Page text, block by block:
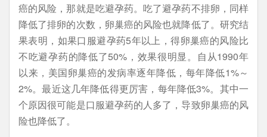
癌的风险，那就是吃避孕药。吃了避孕药不排卵，同样
降低了排卵的次数，卵巢癌的风险也就降低了。研究结
果表明，如果口服避孕药5年以上，得卵巢癌的风险比
不吃避孕药的降低了50%，效果很明显。自从1990年
以来，美国卵巢癌的发病率逐年降低，每年降低1%～
2%。最近这几年降低得更厉害，每年降低3%。其中一
个原因很可能是口服避孕药的人多了，导致卵巢癌的风
险也降低了。